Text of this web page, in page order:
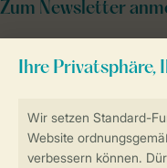
Zum Newsletter